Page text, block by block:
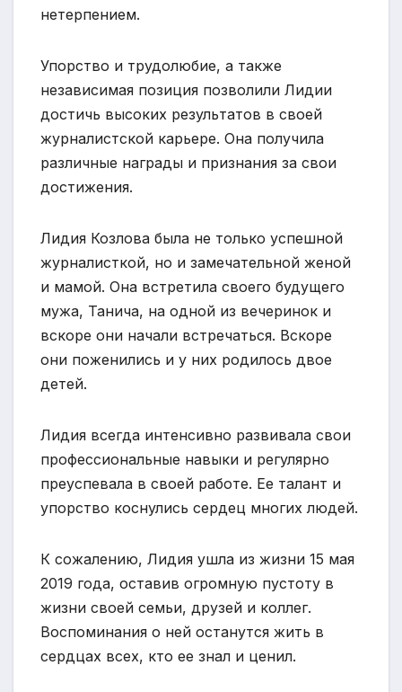
нетерпением.
Упорство и трудолюбие, а также
независимая позиция позволили Лидии
достичь высоких результатов в своей
журналистской карьере. Она получила
различные награды и признания за свои
достижения.
Лидия Козлова была не только успешной
журналисткой, но и замечательной женой
и мамой. Она встретила своего будущего
мужа, Танича, на одной из вечеринок и
вскоре они начали встречаться. Вскоре
они поженились и у них родилось двое
детей.
Лидия всегда интенсивно развивала свои
профессиональные навыки и регулярно
преуспевала в своей работе. Ее талант и
упорство коснулись сердец многих людей.
К сожалению, Лидия ушла из жизни 15 мая
2019 года, оставив огромную пустоту в
жизни своей семьи, друзей и коллег.
Воспоминания о ней останутся жить в
сердцах всех, кто ее знал и ценил.